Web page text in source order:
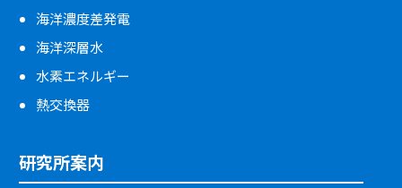
海洋濃度差発電
海洋深層水
水素エネルギー
熱交換器
研究所案内